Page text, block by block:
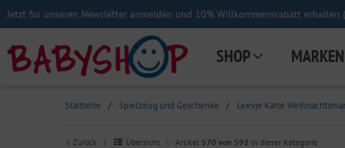
Jetzt für unseren Newsletter anmelden und 10% Willkommensrabatt
SHOP MARKEN
Startseite / Spielzeug und Geschenke / Leevje Karte
Zurück | Übersicht | Artikel 570 von 592 in dieser Kategorie